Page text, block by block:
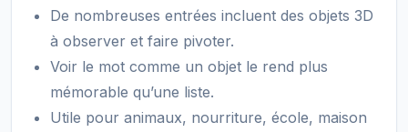
De nombreuses entrées incluent des objets 3D
à observer et faire pivoter.
Voir le mot comme un objet le rend plus
mémorable qu’une liste.
Utile pour animaux, nourriture, école, maison